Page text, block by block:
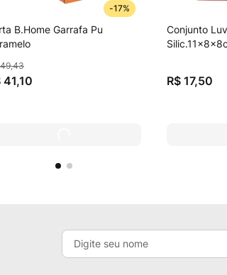
-17%
B.Home Garrafa Pu
49,43
41,10
Conjunto
R$ 17,50